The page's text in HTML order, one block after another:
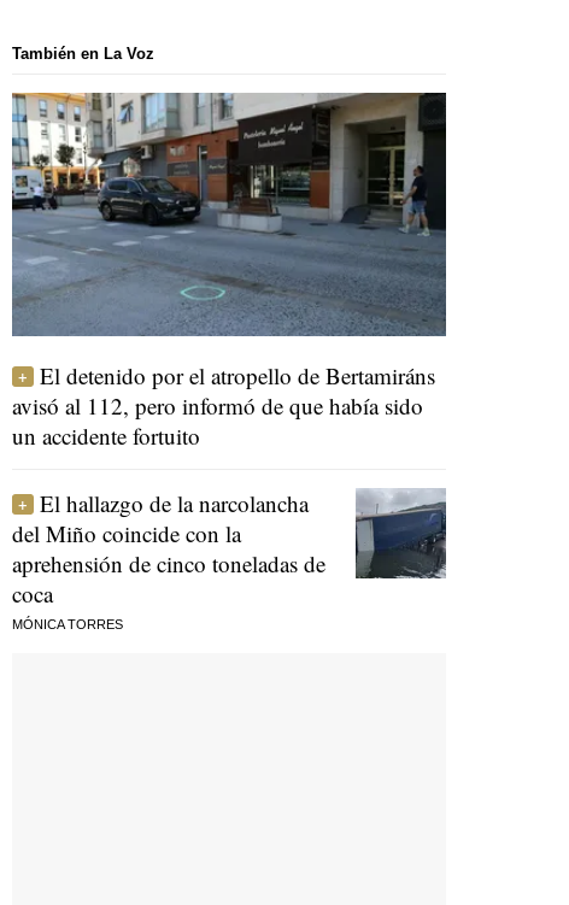
También en La Voz
El detenido por el atropello de Bertamiráns
avisó al 112, pero informó de que había sido
un accidente fortuito
El hallazgo de la narcolancha
del Miño coincide con la
aprehensión de cinco toneladas de
coca
MÓNICA TORRES